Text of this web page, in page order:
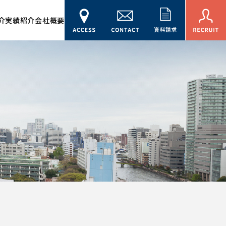
実績紹介会社概要